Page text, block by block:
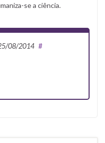
se a ciência.
08/2014 #